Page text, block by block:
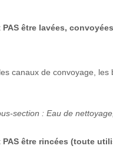
être lavées,
canaux de convoyage,
section : Eau de
être rincées (toute